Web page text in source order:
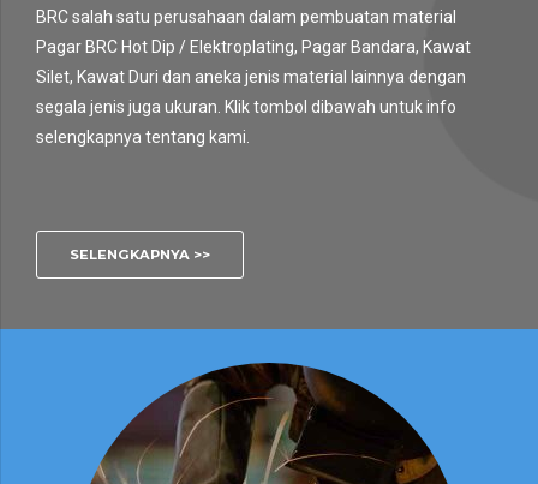
BRC salah satu perusahaan dalam pembuatan material
Pagar BRC Hot Dip / Elektroplating, Pagar Bandara, Kawat
Silet, Kawat Duri dan aneka jenis material lainnya dengan
segala jenis juga ukuran. Klik tombol dibawah untuk info
selengkapnya tentang kami.
SELENGKAPNYA >>